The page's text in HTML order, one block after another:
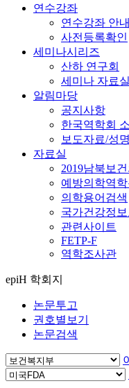
연수강좌
연수강좌 안내
사전등록확인
세미나시리즈
산하 연구회
세미나 자료실
알림마당
공지사항
한국역학회
보도자료/성
자료실
2019남북보
예방의학역
의학용어검색
국가건강정
관련사이트
FETP-F
역학조사관
epiH 학회지
논문투고
권호별보기
논문검색